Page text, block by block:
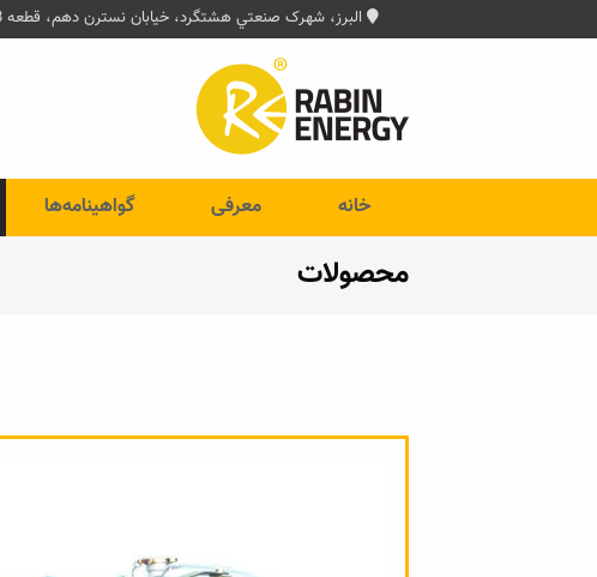
البرز، شهرک صنعتي هشتگرد، خیابان نسترن دهم، قطعه 78
خانه معرفی گواهینامه‌ها
محصولات